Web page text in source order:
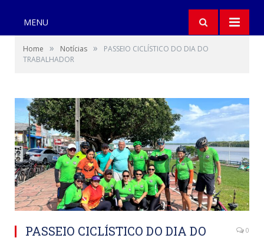
MENU
Home » Notícias »
PASSEIO CICLÍSTICO DO DIA DO
TRABALHADOR
PASSEIO CICLÍSTICO DO DIA DO
0